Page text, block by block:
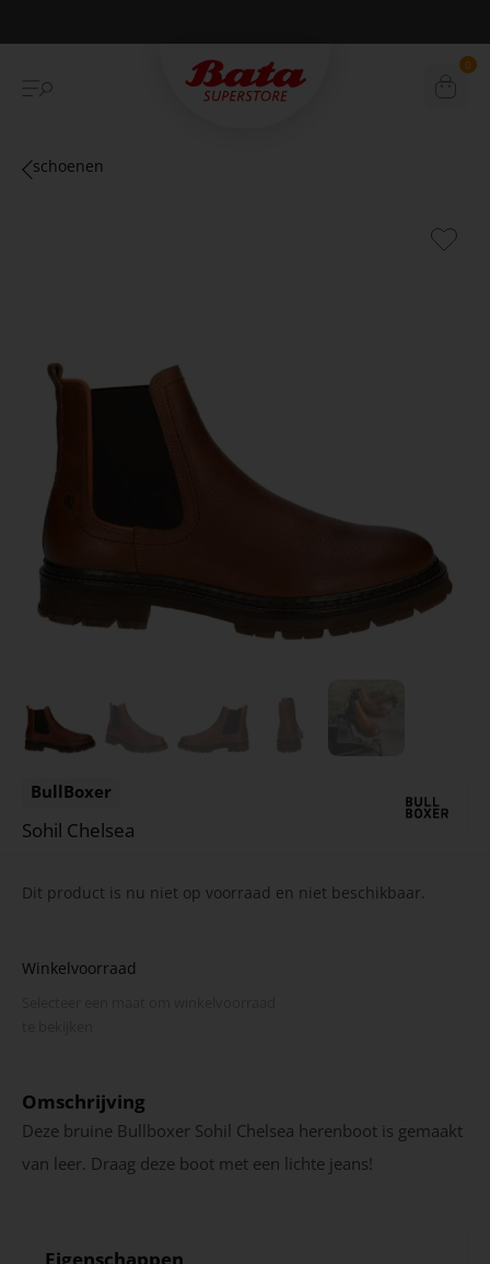
Betaal achteraf met Klarna 0
schoenen
BullBoxer
Sohil Chelsea
Dit product is nu niet op voorraad en niet beschikbaar.
Winkelvoorraad
Omschrijving
Deze bruine Bullboxer Sohil Chelsea herenboot is gemaakt
van leer. Draag deze boot met een lichte jeans!